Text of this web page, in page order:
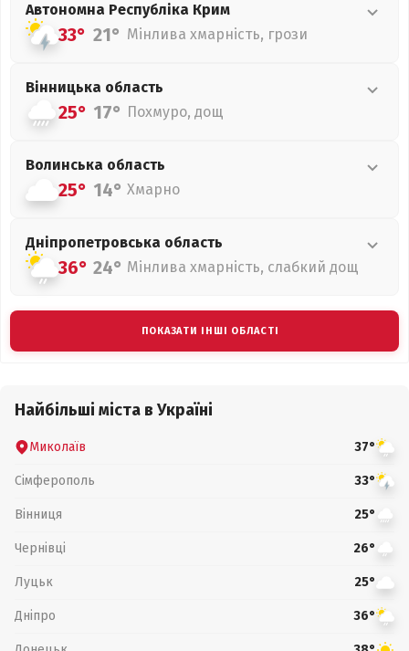
Автономна Республіка Крим
33° 21° Мінлива хмарність, грози
Вінницька область
25° 17° Похмуро, дощ
Волинська область
25° 14° Хмарно
Дніпропетровська область
36° 24° Мінлива хмарність, слабкий дощ
ПОКАЗАТИ ІНШІ ОБЛАСТІ
Найбільші міста в Україні
Миколаїв 37°
Сімферополь 33°
Вінниця 25°
Чернівці 26°
Луцьк 25°
Дніпро 36°